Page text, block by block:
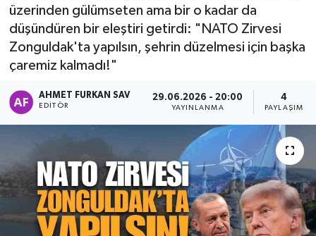
üzerinden gülümseten ama bir o kadar da
düşündüren bir eleştiri getirdi: "NATO Zirvesi
Zonguldak'ta yapılsın, şehrin düzelmesi için başka
çaremiz kalmadı!"
AHMET FURKAN SAV
EDITÖR
29.06.2026 - 20:00
YAYINLANMA
4
PAYLAŞIM